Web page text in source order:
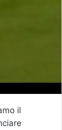
il